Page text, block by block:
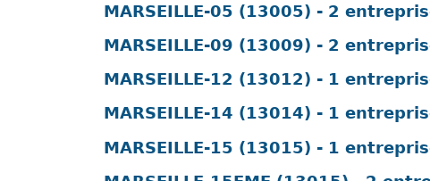
MARSEILLE-05 (13005) - 2
MARSEILLE-09 (13009) - 2
MARSEILLE-12 (13012) - 1
MARSEILLE-14 (13014) - 1
MARSEILLE-15 (13015) - 1